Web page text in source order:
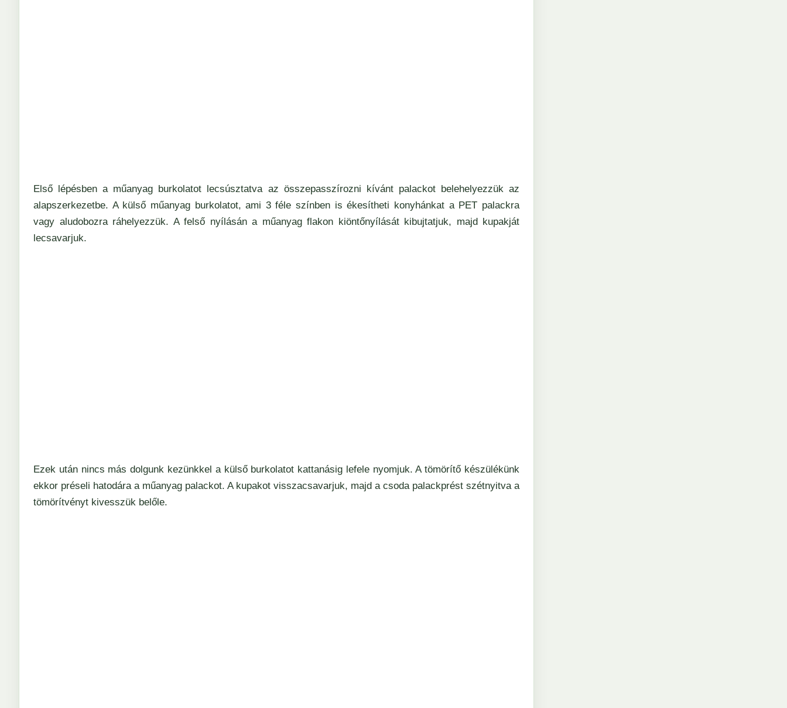
Első lépésben a műanyag burkolatot lecsúsztatva az összepasszírozni kívánt palackot belehelyezzük az
alapszerkezetbe. A külső műanyag burkolatot, ami 3 féle színben is ékesítheti konyhánkat a PET palackra
vagy aludobozra ráhelyezzük. A felső nyílásán a műanyag flakon kiöntőnyílását kibujtatjuk, majd kupakját
lecsavarjuk.
Ezek után nincs más dolgunk kezünkkel a külső burkolatot kattanásig lefele nyomjuk. A tömörítő készülékünk
ekkor préseli hatodára a műanyag palackot. A kupakot visszacsavarjuk, majd a csoda palackprést szétnyitva a
tömörítvényt kivesszük belőle.